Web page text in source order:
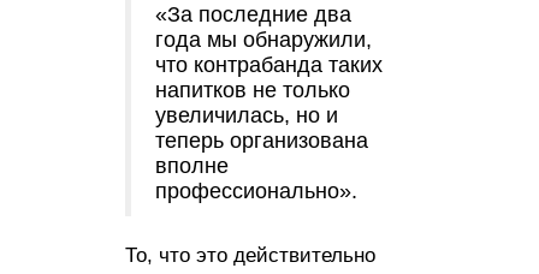
«За последние два
года мы обнаружили,
что контрабанда таких
напитков не только
увеличилась, но и
теперь организована
вполне
профессионально».
То, что это действительно